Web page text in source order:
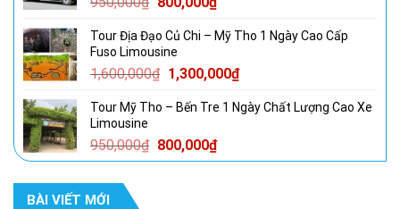
là:
950,000₫.
tại
800,000₫.
Tour Địa Đạo Củ Chi – Mỹ Tho 1 Ngày Cao Cấp
Fuso Limousine
1,600,000₫ Giá
là:
1,300,000₫Giá
tại
Tour Mỹ Tho – Bến Tre 1 Ngày Chất Lượng Cao Xe
Limousine
950,000₫ Giá
gốc
800,000₫Giá
hiện
BÀI VIẾT MỚI